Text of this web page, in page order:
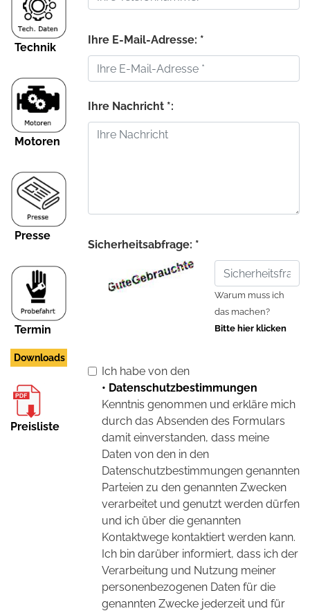
Technik
Motoren
Presse
Termin
Downloads
Preisliste
Ihre E-Mail-Adresse: *
Ihre Nachricht *:
Sicherheitsabfrage: *
Warum muss ich
das machen?
Bitte hier klicken
Ich habe von den
• Datenschutzbestimmungen
Kenntnis genommen und erkläre mich
durch das Absenden des Formulars
damit einverstanden, dass meine
Daten von den in den
Datenschutzbestimmungen genannten
Parteien zu den genannten Zwecken
verarbeitet und genutzt werden dürfen
und ich über die genannten
Kontaktwege kontaktiert werden kann.
Ich bin darüber informiert, dass ich der
Verarbeitung und Nutzung meiner
personenbezogenen Daten für die
genannten Zwecke jederzeit und für